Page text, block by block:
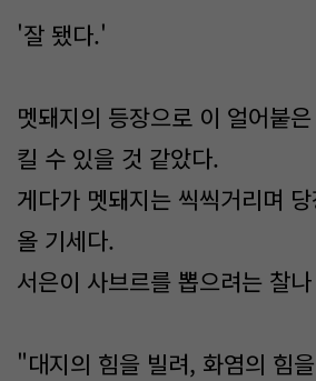
'잘 됐다.'
멧돼지의 등장으로 이 얼어붙
킬 수 있을 것 같았다.
게다가 멧돼지는 씩씩거리며
올 기세다.
서은이 사브르를 뽑으려는 찰나
"대지의 힘을 빌려, 화염의 힘